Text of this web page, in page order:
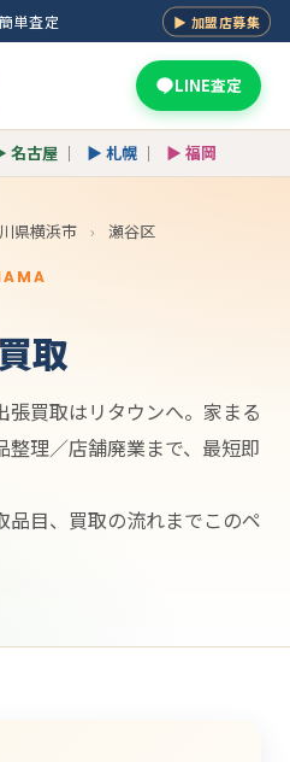
単査定 ▶ 加盟店募集
LINE査定
名古屋 ｜ ▶ 札幌 ｜ ▶ 福岡
県横浜市 › 瀬谷区
取
買取はリタウンへ。家まる
整理／店舗廃業まで、最短即
目、買取の流れまでこのペ